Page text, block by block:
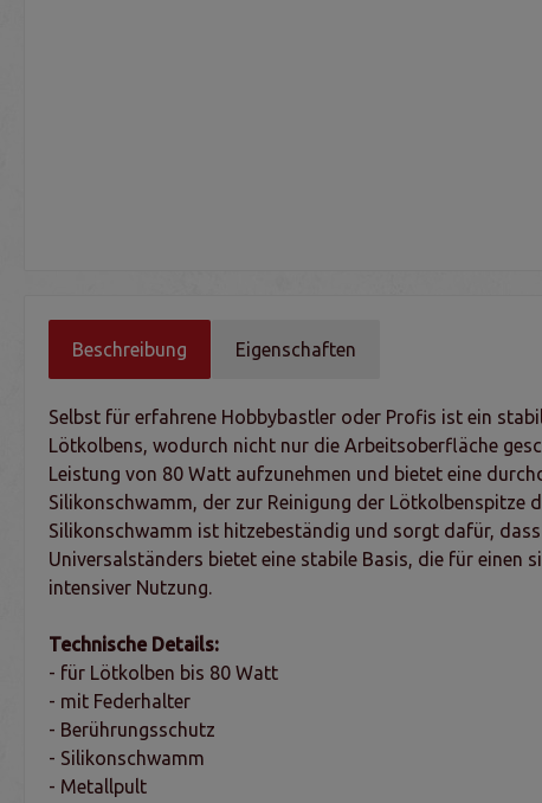
Beschreibung Eigenschaften
Selbst für erfahrene Hobbybastler oder Profis ist ein
Lötkolbens, wodurch nicht nur die Arbeitsoberfläche
Leistung von 80 Watt aufzunehmen und bietet eine
Silikonschwamm, der zur Reinigung der Lötkolbenspitze
Silikonschwamm ist hitzebeständig und sorgt dafür,
Universalständers bietet eine stabile Basis, die für einen
intensiver Nutzung.
Technische Details:
- für Lötkolben bis 80 Watt
- mit Federhalter
- Berührungsschutz
- Silikonschwamm
- Metallpult